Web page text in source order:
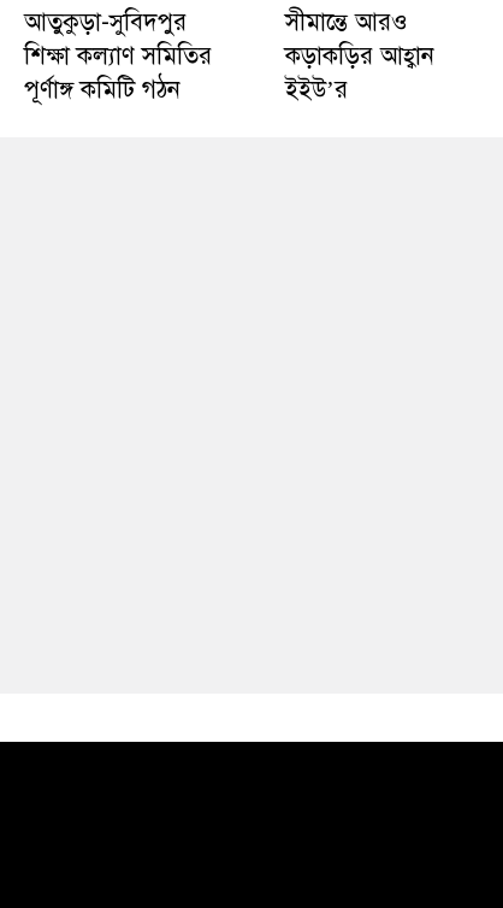
আতুকুড়া-সুবিদপুর
শিক্ষা কল্যাণ সমিতির
পূর্ণাঙ্গ কমিটি গঠন
সীমান্তে আরও
কড়াকড়ির আহ্বান
ইইউ’র